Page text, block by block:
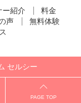
ー紹介
料金
声
無料体験
PAGE TOP
セルシー